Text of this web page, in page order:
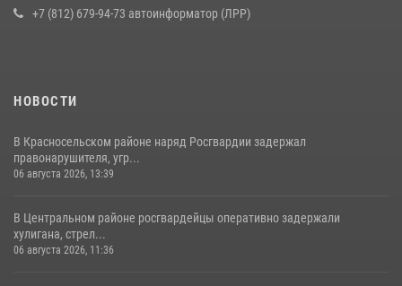
+7 (812) 679-94-73 автоинформатор (ЛРР)
НОВОСТИ
В Красносельском районе наряд Росгвардии задержал
правонарушителя, угр...
06 августа 2026, 13:39
В Центральном районе росгвардейцы оперативно задержали
хулигана, стрел...
06 августа 2026, 11:36